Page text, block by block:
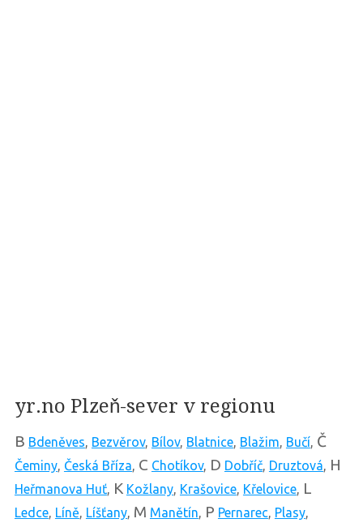
yr.no Plzeň-sever v regionu
B Bdeněves, Bezvěrov, Bílov, Blatnice, Blažim, Bučí, Č
Čeminy, Česká Bříza, C Chotíkov, D Dobříč, Druztová, H
Heřmanova Huť, K Kožlany, Krašovice, Křelovice, L
Ledce, Líně, Líšťany, M Manětín, P Pernarec, Plasy,